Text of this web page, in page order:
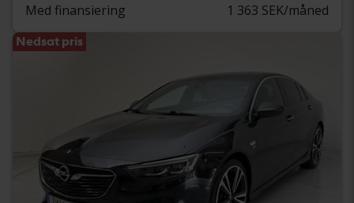
Med finansiering 1 363 SEK/måned
Nedsat pris